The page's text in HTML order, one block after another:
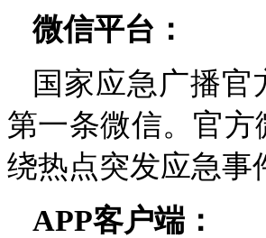
微信平台：
国家应急广播官
第一条微信。官
绕热点突发应急事
APP客户端：